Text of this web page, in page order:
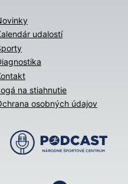
udalostí
na stiahnutie
osobných údajov